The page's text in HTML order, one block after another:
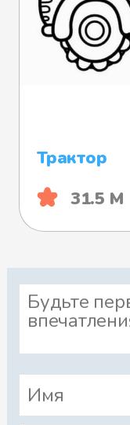
Трактор
31.5 М